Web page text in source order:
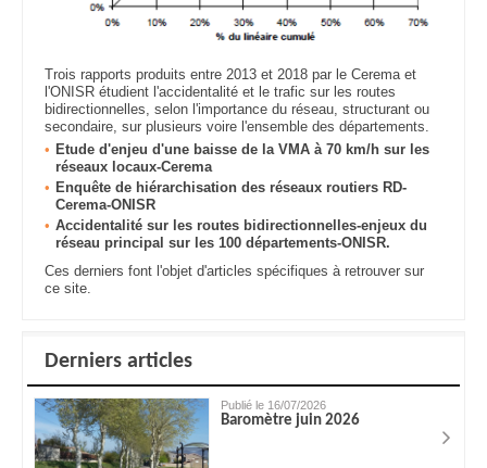
Trois rapports produits entre 2013 et 2018 par le Cerema et
l'ONISR étudient l'accidentalité et le trafic sur les routes
bidirectionnelles, selon l'importance du réseau, structurant ou
secondaire, sur plusieurs voire l'ensemble des départements.
Etude d'enjeu d'une baisse de la VMA à 70 km/h sur les
réseaux locaux-Cerema
Enquête de hiérarchisation des réseaux routiers RD-
Cerema-ONISR
Accidentalité sur les routes bidirectionnelles-enjeux du
réseau principal sur les 100 départements-ONISR.
Ces derniers font l'objet d'articles spécifiques à retrouver sur
ce site.
Derniers articles
Publié le 16/07/2026
Baromètre juin 2026